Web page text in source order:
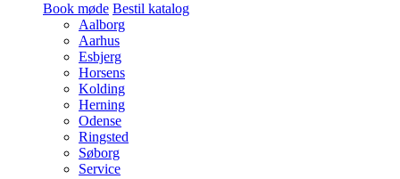
Book møde Bestil katalog
Aalborg
Aarhus
Esbjerg
Horsens
Kolding
Herning
Odense
Ringsted
Søborg
Service